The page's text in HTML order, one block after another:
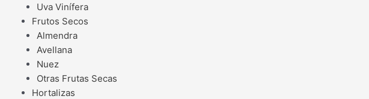
Uva Vinífera
Frutos Secos
Almendra
Avellana
Nuez
Otras Frutas Secas
Hortalizas